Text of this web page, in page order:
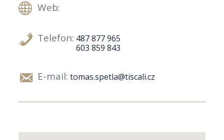
Web:
Telefon: 487 877 965
603 859 843
E-mail: tomas.spetla@tiscali.cz